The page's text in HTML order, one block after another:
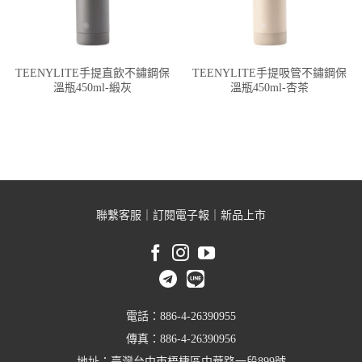
TEENYLITE手提直飲不鏽鋼保
溫瓶450ml-緞灰
TEENYLITE手提吸管不鏽鋼保
溫瓶450ml-杏茶
聯繫客服 訂閱電子報 新品上市
電話：886-4-26390955
傳真：886-4-26390956